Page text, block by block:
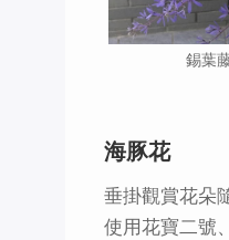
錫葉
海豚花
垂掛觀賞花朵
使用花寶二號